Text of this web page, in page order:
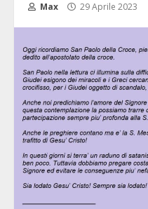
Max 29 Aprile 2023